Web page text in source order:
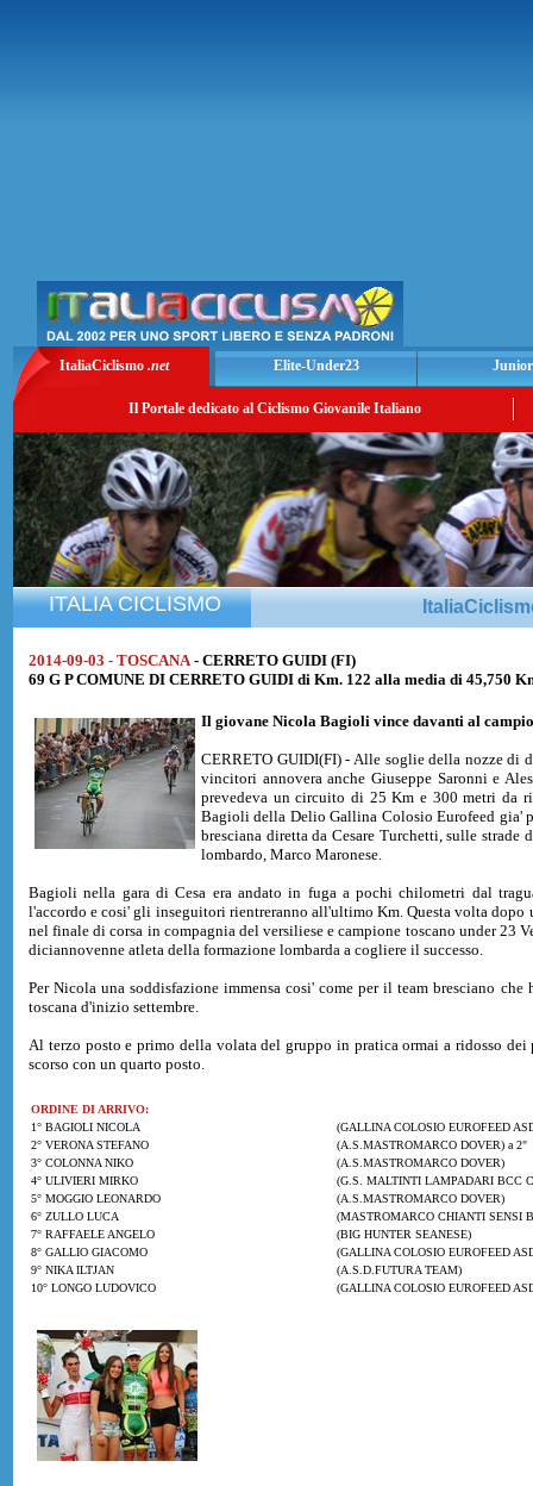
ItaliaCiclismo .net Elite-Under23
Il Portale dedicato al Ciclismo Giovanile Italiano
ITALIA CICLISMO
2014-09-03 - TOSCANA - CERRETO GUIDI (FI)
69 G P COMUNE DI CERRETO GUIDI di Km. 122 alla media di 45,750
Il giovane Nicola Bagioli vince davanti al
CERRETO GUIDI(FI) - Alle soglie della nozze di
vincitori annovera anche Giuseppe Saronni e
prevedeva un circuito di 25 Km e 300 metri da
Bagioli della Delio Gallina Colosio Eurofeed gia'
bresciana diretta da Cesare Turchetti, sulle
lombardo, Marco Maronese.
Bagioli nella gara di Cesa era andato in fuga a pochi chilometri dal
l'accordo e cosi' gli inseguitori rientreranno all'ultimo Km. Questa volta
nel finale di corsa in compagnia del versiliese e campione toscano under 23
diciannovenne atleta della formazione lombarda a cogliere il successo.
Per Nicola una soddisfazione immensa cosi' come per il team bresciano
toscana d'inizio settembre.
Al terzo posto e primo della volata del gruppo in pratica ormai a ridosso
scorso con un quarto posto.
ORDINE DI ARRIVO:
1° BAGIOLI NICOLA
(GALLINA COLOSIO EUROFEED
2° VERONA STEFANO
(A.S.MASTROMARCO DOVER) a 2"
3° COLONNA NIKO
(A.S.MASTROMARCO DOVER)
4° ULIVIERI MIRKO
(G.S. MALTINTI LAMPADARI BCC
5° MOGGIO LEONARDO
(A.S.MASTROMARCO DOVER)
6° ZULLO LUCA
(MASTROMARCO CHIANTI SENSI
7° RAFFAELE ANGELO
(BIG HUNTER SEANESE)
8° GALLIO GIACOMO
(GALLINA COLOSIO EUROFEED
9° NIKA ILTJAN
(A.S.D.FUTURA TEAM)
10° LONGO LUDOVICO
(GALLINA COLOSIO EUROFEED